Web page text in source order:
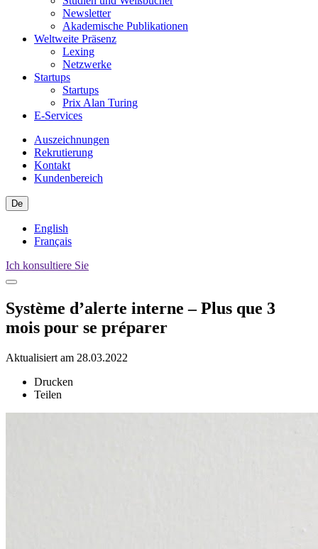
Newsletter
Akademische Publikationen
Weltweite Präsenz
Lexing
Netzwerke
Startups
Startups
Prix Alan Turing
E-Services
Auszeichnungen
Rekrutierung
Kontakt
Kundenbereich
De
English
Français
Ich konsultiere Sie
Système d’alerte interne – Plus que 3
mois pour se préparer
Aktualisiert am 28.03.2022
Drucken
Teilen